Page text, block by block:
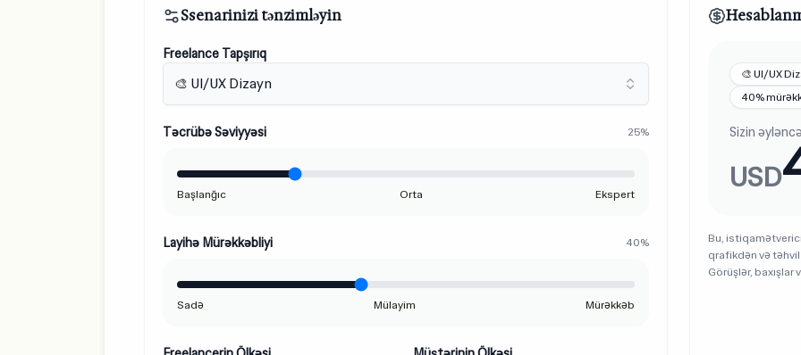
Ssenarinizi tənzimləyin
Freelance Tapşırıq
🎨 UI/UX Dizayn
Təcrübə Səviyyəsi 25%
Başlanğıc Orta Ekspert
Layihə Mürəkkəbliyi 40%
Sadə Mülayim Mürəkkəb
🎨 UI/UX
40%
Sizin
USD
Bu,
qrafikdən və təhvil
Görüşlər, baxışlar